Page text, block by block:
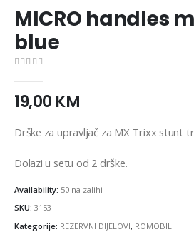
MICRO handles
blue
19,00 KM
Drške za upravljač za MX Trixx stunt
Dolazi u setu od 2 drške.
Availability: 50 na zalihi
SKU: 3153
Kategorije: REZERVNI DIJELOVI, ROMOBILI